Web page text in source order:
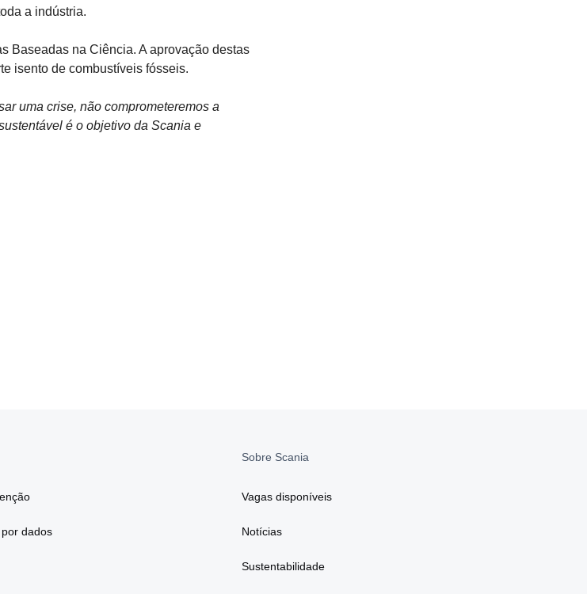
a indústria.
Baseadas na Ciência. A aprovação destas
isento de combustíveis fósseis.
uma crise, não comprometeremos a
é o objetivo da Scania e
dados
Sobre Scania
Vagas disponíveis
Notícias
Sustentabilidade